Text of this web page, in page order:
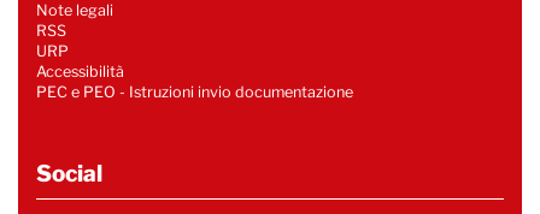
Note legali
RSS
URP
Accessibilità
PEC e PEO - Istruzioni invio documentazione
Social